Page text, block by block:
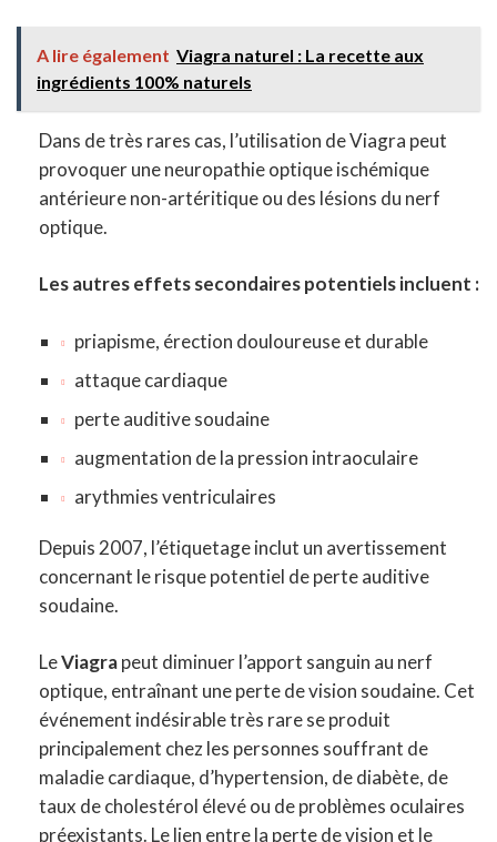
A lire également Viagra naturel : La recette aux
ingrédients 100% naturels
Dans de très rares cas, l’utilisation de Viagra peut
provoquer une neuropathie optique ischémique
antérieure non-artéritique ou des lésions du nerf
optique.
Les autres effets secondaires potentiels incluent :
priapisme, érection douloureuse et durable
attaque cardiaque
perte auditive soudaine
augmentation de la pression intraoculaire
arythmies ventriculaires
Depuis 2007, l’étiquetage inclut un avertissement
concernant le risque potentiel de perte auditive
soudaine.
LeViagrapeut diminuer l’apport sanguin au nerf
optique, entraînant une perte de vision soudaine. Cet
événement indésirable très rare se produit
principalement chez les personnes souffrant de
maladie cardiaque, d’hypertension, de diabète, de
taux de cholestérol élevé ou de problèmes oculaires
préexistants. Le lien entre la perte de vision et le